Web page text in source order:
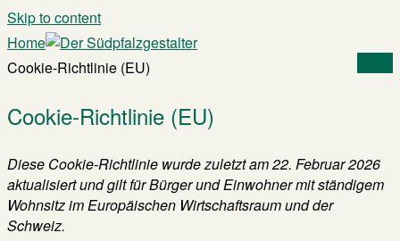
Skip to content
Home
Cookie-Richtlinie (EU)
Cookie-Richtlinie (EU)
Diese Cookie-Richtlinie wurde zuletzt am 22. Februar 2026
aktualisiert und gilt für Bürger und Einwohner mit ständigem
Wohnsitz im Europäischen Wirtschaftsraum und der
Schweiz.